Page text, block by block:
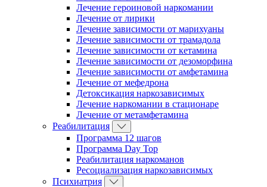
Лечение героиновой наркомании
Лечение от лирики
Лечение зависимости от марихуаны
Лечение зависимости от трамадола
Лечение зависимости от кетамина
Лечение зависимости от дезоморфина
Лечение зависимости от амфетамина
Лечение от мефедрона
Детоксикация наркозависимых
Лечение наркомании в стационаре
Лечение от метамфетамина
Реабилитация
Программа 12 шагов
Программа Day Top
Реабилитация наркоманов
Ресоциализация наркозависимых
Психиатрия